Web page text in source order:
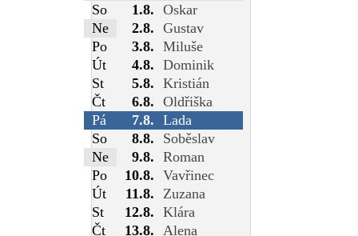
So 1.8. Oskar
Ne
2.8. Gustav
Po
3.8. Miluše
Út
4.8. Dominik
St
5.8. Kristián
Čt
6.8. Oldřiška
Pá
7.8. Lada
So
8.8.
Soběslav
Ne
9.8. Roman
Po
10.8. Vavřinec
Út
11.8.
Zuzana
St
12.8. Klára
Čt
13.8.
Alena